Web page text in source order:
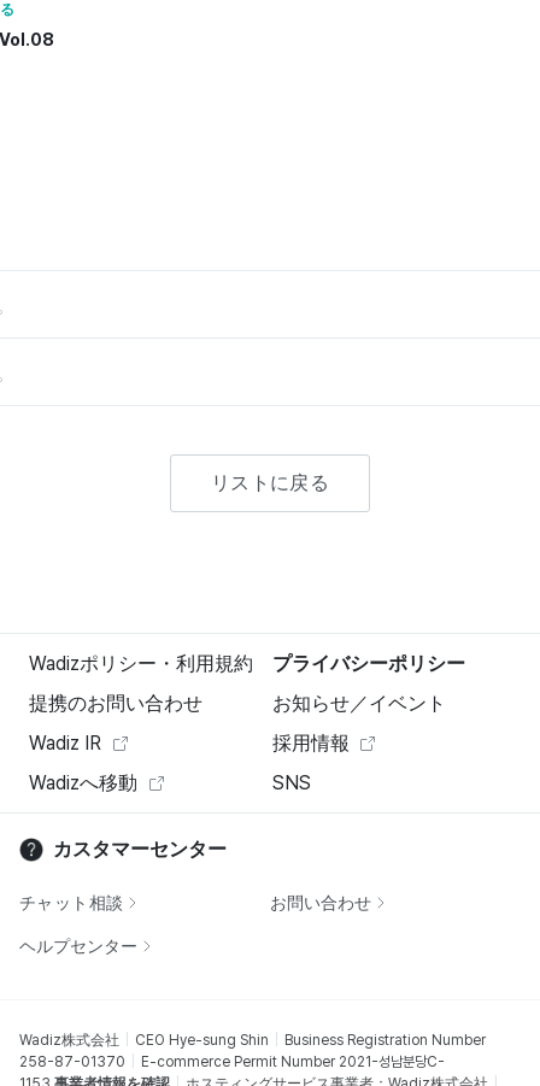
Vol.08
リストに戻る
Wadizポリシー・利用規約
プライバシーポリシー
提携のお問い合わせ
お知らせ／イベント
Wadiz IR
採用情報
Wadizへ移動
SNS
カスタマーセンター
チャット相談 お問い合わせ
ヘルプセンター
Wadiz株式会社 CEO Hye-sung Shin
Business Registration Number
258-87-01370
E-commerce Permit Number 2021-성남분당C-